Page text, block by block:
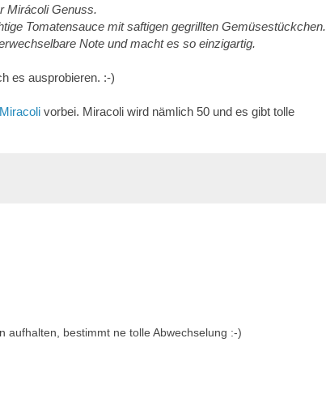
Mirácoli Genuss.
Tomatensauce mit saftigen gegrillten Gemüsestückchen.
Note und macht es so einzigartig.
es ausprobieren. :-)
vorbei. Miracoli wird nämlich 50 und es gibt tolle
aufhalten, bestimmt ne tolle Abwechselung :-)